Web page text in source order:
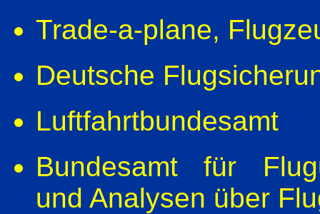
Trade-a-plane,
Deutsche
Luftfahrtbundesamt
Bundesamt für
und Analysen über